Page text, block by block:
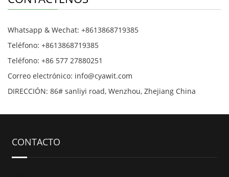
er
Whatsapp & Wechat: +8613868719385
Teléfono: +8613868719385
Teléfono: +86 577 27880251
Correo electrónico: info@cyawit.com
DIRECCIÓN: 86# sanliyi road, Wenzhou, Zhejiang China
CONTACTO